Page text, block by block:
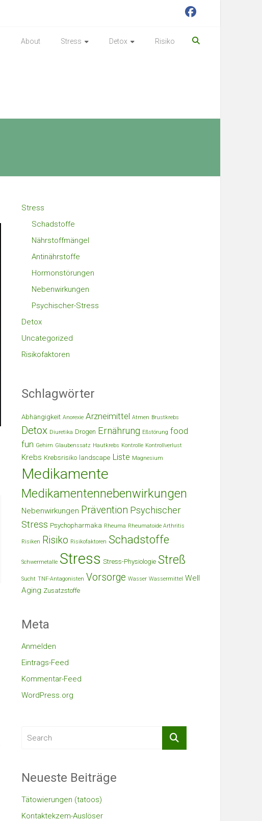
About Stress Detox Risiko
Stress
Schadstoffe
Nährstoffmängel
Antinährstoffe
Hormonstörungen
Nebenwirkungen
Psychischer-Stress
Detox
Uncategorized
Risikofaktoren
Schlagwörter
Abhängigkeit Anorexie Arzneimittel Atmen Brustkrebs
Detox Diuretika Drogen Ernährung Eßstörung food
fun Gehirn Glaubenssatz Hautkrebs Kontrolle Kontrollverlust
Krebs Krebsrisiko landscape Liste Magnesium
Medikamente
Medikamentennebenwirkungen
Nebenwirkungen Prävention Psychischer
Stress Psychopharmaka Rheuma Rheumatoide Arthritis
Risiken Risiko Risikofaktoren Schadstoffe
Schwermetalle Stress Stress-Physiologie Streß
Sucht TNF-Antagonisten Vorsorge Wasser Wassermittel Well
Aging Zusatzstoffe
Meta
Anmelden
Eintrags-Feed
Kommentar-Feed
WordPress.org
Neueste Beiträge
Tätowierungen (tatoos)
Kontaktekzem-Auslöser